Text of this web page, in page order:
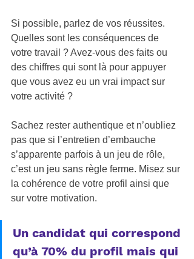
Si possible, parlez de vos réussites.
Quelles sont les conséquences de
votre travail ? Avez-vous des faits ou
des chiffres qui sont là pour appuyer
que vous avez eu un vrai impact sur
votre activité ?
Sachez rester authentique et n’oubliez
pas que si l’entretien d’embauche
s’apparente parfois à un jeu de rôle,
c’est un jeu sans règle ferme. Misez sur
la cohérence de votre profil ainsi que
sur votre motivation.
Un candidat qui correspond
qu’à 70% du profil mais qui